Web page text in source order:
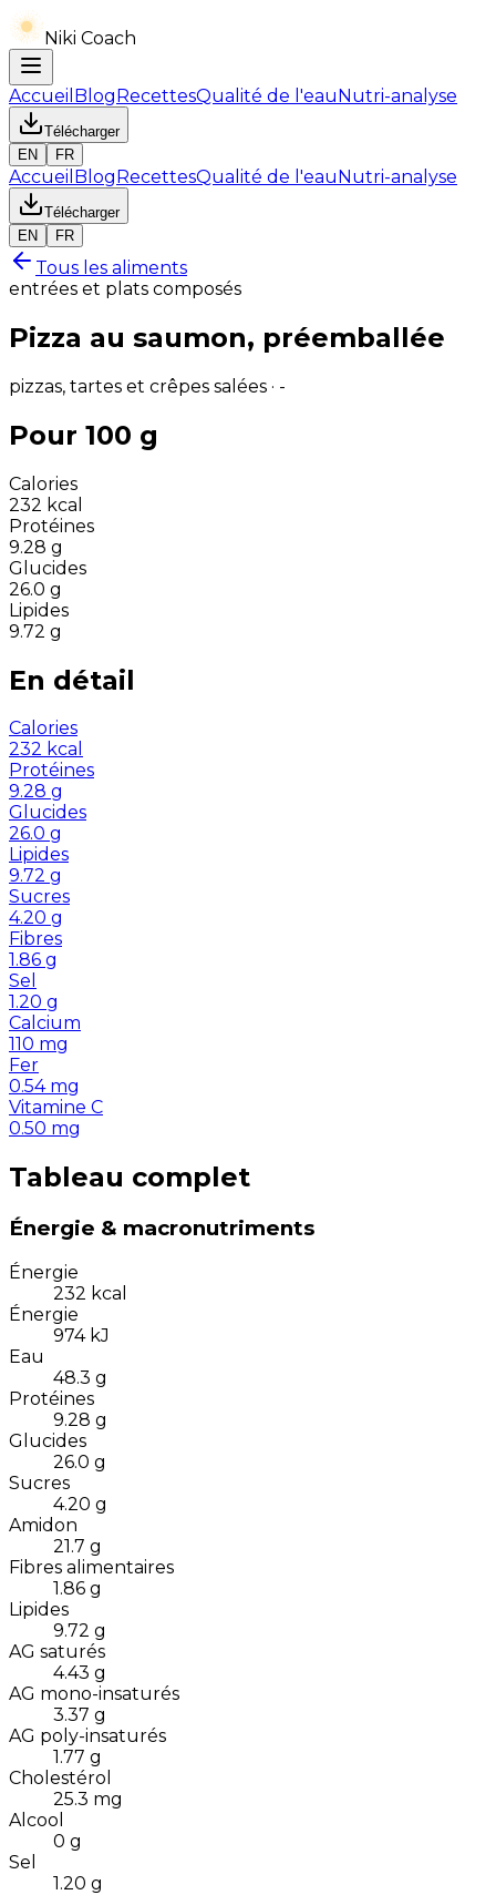
Niki Coach
Accueil BlogRecettesQualité de l'eauNutri-analyse
Télécharger
EN
FR
Accueil BlogRecettesQualité de l'eauNutri-analyse
Télécharger
EN
FR
Tous les aliments
entrées et plats composés
Pizza au saumon, préemballée
pizzas, tartes et crêpes salées · -
Pour 100 g
Calories
232 kcal
Protéines
9.28 g
Glucides
26.0 g
Lipides
9.72 g
En détail
Calories
232 kcal
Protéines
9.28 g
Glucides
26.0 g
Lipides
9.72 g
Sucres
4.20 g
Fibres
1.86 g
Sel
1.20 g
Calcium
110 mg
Fer
0.54 mg
Vitamine C
0.50 mg
Tableau complet
Énergie & macronutriments
Énergie
232 kcal
Énergie
974 kJ
Eau
48.3 g
Protéines
9.28 g
Glucides
26.0 g
Sucres
4.20 g
Amidon
21.7 g
Fibres alimentaires
1.86 g
Lipides
9.72 g
AG saturés
4.43 g
AG mono-insaturés
3.37 g
AG poly-insaturés
1.77 g
Cholestérol
25.3 mg
Alcool
0 g
Sel
1.20 g